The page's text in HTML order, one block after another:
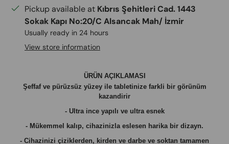
Pickup available at Kıbrıs Şehitleri Cad. 1443
Sokak Kapı No:20/C Alsancak Mah/ İzmir
Usually ready in 24 hours
View store information
ÜRÜN AÇIKLAMASI
Şeffaf ve pürüzsüz yüzey ile tabletinize farkli bir görünüm
kazandirir
- Ultra ince yapılı ve ultra esnek
- Mükemmel kalıp, cihazinizla eslesen harika bir dizayn.
- Cihazinizi çiziklerden, kirden ve darbe ve soktan tamamen